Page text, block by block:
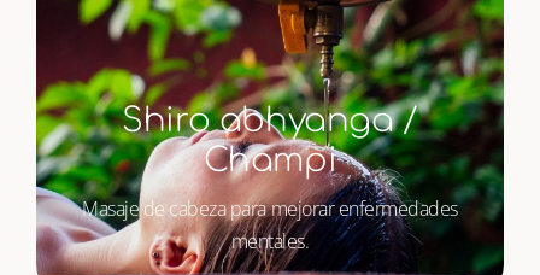
Shiro abhyanga /
Champi
Masaje de cabeza para mejorar enfermedades
mentales.